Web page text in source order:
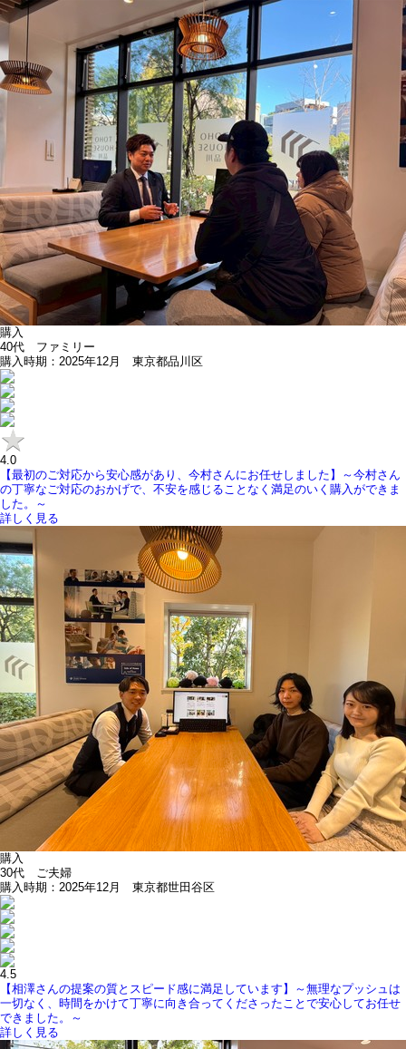
購入
40代 ファミリー
購入時期：2025年12月 東京都品川区
4.0
【最初のご対応から安心感があり、今村さんにお任せしました】～今村さん
の丁寧なご対応のおかげで、不安を感じることなく満足のいく購入ができま
した。～
詳しく見る
購入
30代 ご夫婦
購入時期：2025年12月 東京都世田谷区
4.5
【相澤さんの提案の質とスピード感に満足しています】～無理なプッシュは
一切なく、時間をかけて丁寧に向き合ってくださったことで安心してお任せ
できました。～
詳しく見る